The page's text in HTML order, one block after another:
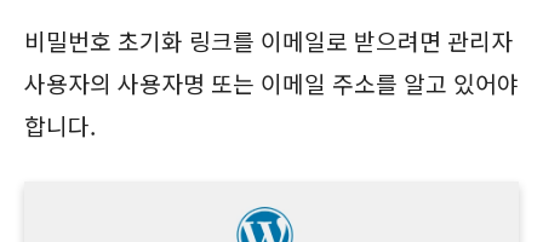
비밀번호 초기화 링크를 이메일로 받으려면 관리자
사용자의 사용자명 또는 이메일 주소를 알고 있어야
합니다.